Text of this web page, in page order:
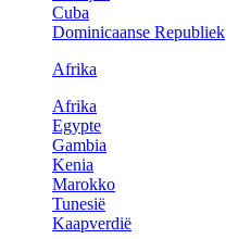
Cuba
Dominicaanse Republiek
Afrika
Afrika
Egypte
Gambia
Kenia
Marokko
Tunesië
Kaapverdië